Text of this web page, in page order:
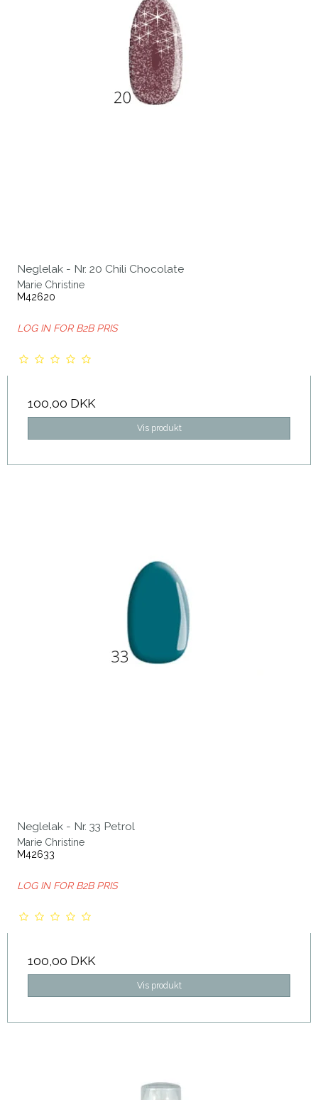
Neglelak - Nr. 20 Chili Chocolate
Marie Christine
M42620
LOG IN FOR B2B PRIS
100,00 DKK
Vis produkt
Neglelak - Nr. 33 Petrol
Marie Christine
M42633
LOG IN FOR B2B PRIS
100,00 DKK
Vis produkt